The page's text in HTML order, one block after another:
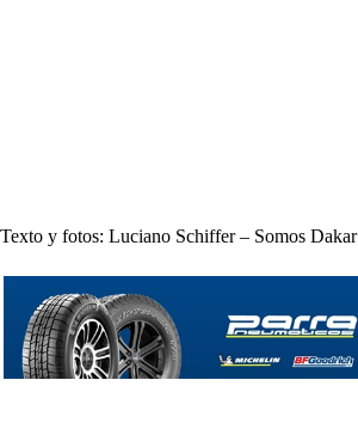
Texto y fotos: Luciano Schiffer – Somos Dakar